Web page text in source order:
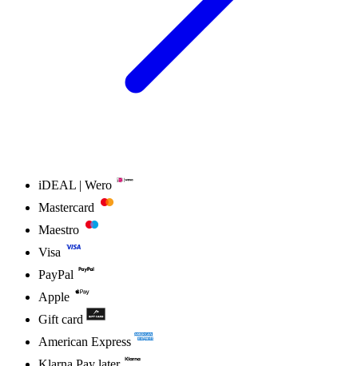
iDEAL | Wero
Mastercard
Maestro
Visa
PayPal
Apple
Gift card
American Express